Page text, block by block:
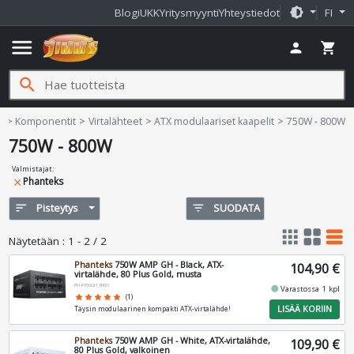
BlogiUKKYritysmyyntiYhteystiedot brightness_medium FI
menu person shopping_cart
search
Jimms.fi
Komponentit Virtalähteet ATX modulaariset kaapelit 750W - 800W
750W - 800W
Valmistajat:
close Phanteks
sort Pisteytys filter_list SUODATA
Näytetään : 1 - 2 / 2 apps grid_view table_rows
Phanteks750W AMP GH - Black, ATX-
virtalähde, 80 Plus Gold, musta
PH-P750GH_BK01
star star star star star (1)
Täysin modulaarinen kompakti ATX-virtalähde!
104,90 €
fiber_manual_recordVarastossa 1 kpl
LISÄÄ KORIIN
Phanteks750W AMP GH - White, ATX-virtalähde,
80 Plus Gold, valkoinen
109,90 €